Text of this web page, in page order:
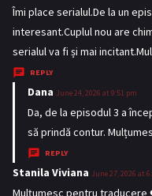
:
a
y
s
:
Îmi place serialul.De la un
interesant.Cuplul nou are
serialul va fi și mai
REPLY
Dana s
a
y
s
:
June 24, 2026 at 9:51 pm
Da, de la episodul 3 a
să prindă contur.
REPLY
Stanila Viviana s
a
June 27, 2026 at
Mulțumesc pentru